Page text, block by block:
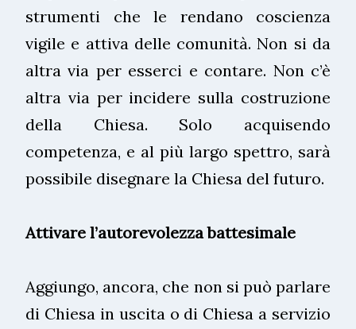
strumenti che le rendano coscienza
vigile e attiva delle comunità. Non si da
altra via per esserci e contare. Non c’è
altra via per incidere sulla costruzione
della Chiesa. Solo acquisendo
competenza, e al più largo spettro, sarà
possibile disegnare la Chiesa del futuro.
Attivare l’autorevolezza battesimale
Aggiungo, ancora, che non si può parlare
di Chiesa in uscita o di Chiesa a servizio